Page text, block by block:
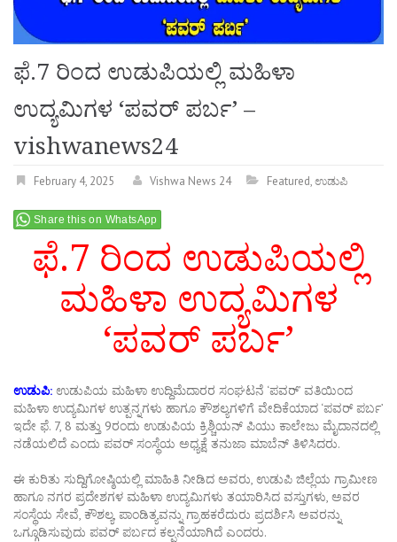
ಫೆ.7 ರಿಂದ ಉಡುಪಿಯಲ್ಲಿ ಮಹಿಳಾ
ಉದ್ಯಮಿಗಳ ‘ಪವರ್ ಪರ್ಬ’ –
vishwanews24
February 4, 2025 Vishwa News 24 Featured,ಉಡುಪಿ
Share this on WhatsApp
ಫೆ.7 ರಿಂದ ಉಡುಪಿಯಲ್ಲಿ
ಮಹಿಳಾ ಉದ್ಯಮಿಗಳ
‘ಪವರ್ ಪರ್ಬ’
ಉಡುಪಿ: ಉಡುಪಿಯ ಮಹಿಳಾ ಉದ್ದಿಮೆದಾರರ ಸಂಘಟನೆ ‘ಪವರ್’ ವತಿಯಿಂದ
ಮಹಿಳಾ ಉದ್ಯಮಿಗಳ ಉತ್ಪನ್ನಗಳು ಹಾಗೂ ಕೌಶಲ್ಯಗಳಿಗೆ ವೇದಿಕೆಯಾದ ‘ಪವರ್ ಪರ್ಬ’
ಇದೇ ಫೆ. 7, 8 ಮತ್ತು 9ರಂದು ಉಡುಪಿಯ ಕ್ರಿಶ್ಚಿಯನ್ ಪಿಯು ಕಾಲೇಜು ಮೈದಾನದಲ್ಲಿ
ನಡೆಯಲಿದೆ ಎಂದು ಪವರ್ ಸಂಸ್ಥೆಯ ಅಧ್ಯಕ್ಷೆ ತನುಜಾ ಮಾಬೆನ್ ತಿಳಿಸಿದರು.
ಈ ಕುರಿತು ಸುದ್ದಿಗೋಷ್ಠಿಯಲ್ಲಿ ಮಾಹಿತಿ ನೀಡಿದ ಅವರು, ಉಡುಪಿ ಜಿಲ್ಲೆಯ ಗ್ರಾಮೀಣ
ಹಾಗೂ ನಗರ ಪ್ರದೇಶಗಳ ಮಹಿಳಾ ಉದ್ಯಮಿಗಳು ತಯಾರಿಸಿದ ವಸ್ತುಗಳು, ಅವರ
ಸಂಸ್ಥೆಯ ಸೇವೆ, ಕೌಶಲ್ಯ, ಪಾಂಡಿತ್ಯವನ್ನು ಗ್ರಾಹಕರೆದುರು ಪ್ರದರ್ಶಿಸಿ ಅವರನ್ನು
ಒಗ್ಗೂಡಿಸುವುದು ಪವರ್ ಪರ್ಬದ ಕಲ್ಪನೆಯಾಗಿದೆ ಎಂದರು.